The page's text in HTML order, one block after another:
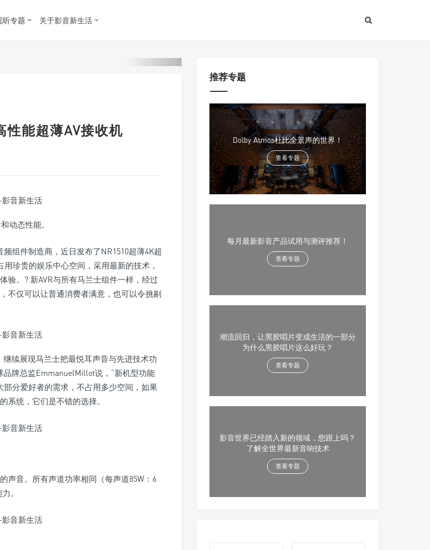
听专题 关于影音新生活
能超薄AV接收机
动态性能。
组件制造商，近日发布了NR1510超薄4K超
珍贵的娱乐中心空间，采用最新的技术，
验。? 新AVR与所有马兰士组件一样，经过
不仅可以让普通消费者满意，也可以令挑剔
续展现马兰士把最悦耳声音与先进技术功
牌总监EmmanuelMillot说，“新机型功能
分爱好者的需求，不占用多少空间，如果
系统，它们是不错的选择。
声音。所有声道功率相同（每声道85W：6
。
推荐专题
Dolby Atmos杜比全景声的世界！
查看专题
每月最新影音产品试用与测评推荐！
查看专题
潮流回归，让黑胶唱片变成生活的一部分
为什么黑胶唱片这么好玩？
查看专题
影音世界已经踏入新的领域，您跟上吗？
了解全世界最新音响技术
查看专题